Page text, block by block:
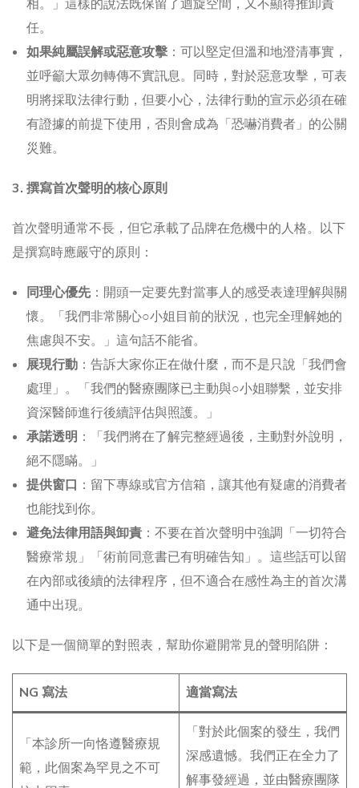
相。」這樣的說法既保留了迴旋空間，又不顯得推卸責
任。
如果純屬誤解或惡意攻擊 ：可以堅定但溫和地澄清事實，
並呼籲大眾勿轉傳不實訊息。同時，對於惡意攻擊，可表
明將採取法律行動，但要小心，法律行動的宣示必須在確
有證據的前提下使用，否則會成為「恐嚇消費者」的公關
災難。
3. 撰寫首次聲明的核心原則
首次聲明通常不長，但它承載了品牌在危機中的人格。以下
是撰寫時應嚴守的原則：
同理心優先：開頭一定要先對當事人的感受表達理解與關
懷。「我們非常關心○小姐目前的狀況，也完全理解她的
焦慮與不安。」這句話不能省。
展現行動 ：告訴大家你正在做什麼，而不是只說「我們會
處理」。「我們的醫療團隊已主動與○小姐聯繫，並安排
資深醫師進行後續評估與照護。」
承諾透明 ：「我們將在了解完整經過後，主動對外說明，
絕不隱瞞。」
提供窗口 ：留下專線或官方信箱，讓其他有疑慮的消費者
也能找到你。
避免法律用語與卸責 ：不要在首次聲明中強調「一切符合
醫療常規」「術前同意書已有明確告知」。這些話可以留
在內部或後續的法律程序，但不適合在感性為主的首次溝
通中出現。
以下是一個簡單的對照表，幫助你避開常見的聲明陷阱：
NG 寫法 適當寫法
「本診所一向恪遵醫療規
範，此個案為罕見之不可
「對於此個案的發生，我們
深感遺憾。我們正在全力了
解事發經過，並由醫療團隊